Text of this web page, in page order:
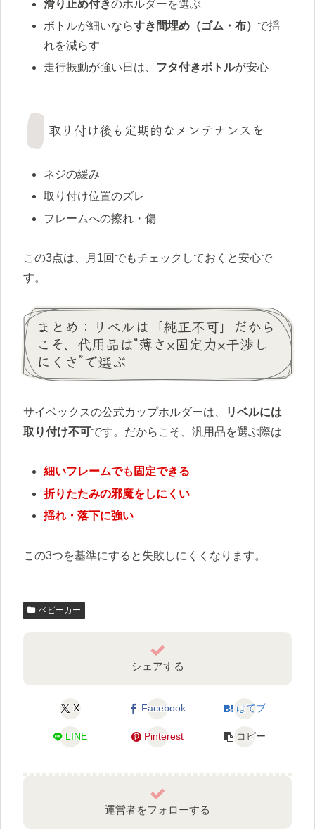
滑り止め付きのホルダーを選ぶ
ボトルが細いならすき間埋め（ゴム・布） で揺
れを減らす
走行振動が強い日は、 フタ付きボトルが安心
取り付け後も定期的なメンテナンスを
ネジの緩み
取り付け位置のズレ
フレームへの擦れ・傷
この3点は、月1回でもチェックしておくと安心で
す。
まとめ：リベルは「純正不可」だから
こそ、代用品は“薄さ×固定力×干渉し
にくさ”で選ぶ
サイベックスの公式カップホルダーは、
リベルには
取り付け不可です。だからこそ、汎用品を選ぶ際は
細いフレームでも固定できる
折りたたみの邪魔をしにくい
揺れ・落下に強い
この3つを基準にすると失敗しにくくなります。
ベビーカー
シェアする
X Facebook はてブ
LINE Pinterest コピー
運営者をフォローする